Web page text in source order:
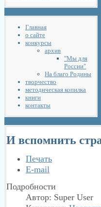
Главная
о сайте
конкурсы
архив
"Мы для
России"
На благо Родины
творчество
методическая копилка
книги
контакты
И вспомнить
Печать
E-mail
Подробности
Автор: Super User